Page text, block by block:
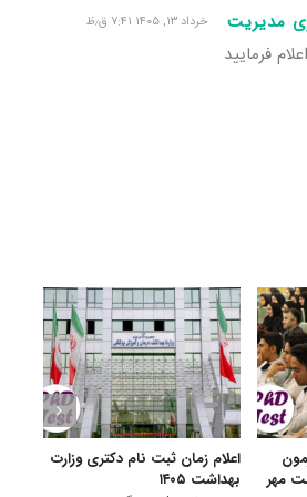
مدیریت خرداد ۱۳, ۱۴۰۵ ۷:۴۱ ق٫ظ
فرمایید
مهر
اعلام زمان ثبت نام دکتری وزارت
بهداشت ۱۴۰۵